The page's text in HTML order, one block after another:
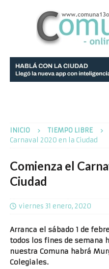
INICIO TIEMPO LIBRE
Carnaval 2020 en la Ciudad
Comienza el
Ciudad
viernes 31 enero, 2020
Arranca el sábado 1 de
todos los fines de semana
nuestra Comuna habrá
Colegiales.